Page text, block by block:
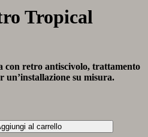
Tropical
con retro antiscivolo, trattamento
un’installazione su misura.
al carrello